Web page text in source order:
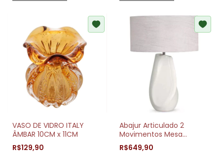
VASO DE VIDRO ITALY
ÂMBAR 10CM x 11CM
R$129,90
Abajur Articulado 2
Movimentos Mesa
Escritório Estudo Leitura
R$649,90